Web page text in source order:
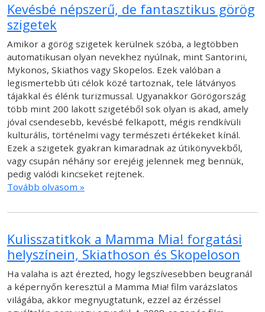
Kevésbé népszerű, de fantasztikus görög
szigetek
Amikor a görög szigetek kerülnek szóba, a legtöbben
automatikusan olyan nevekhez nyúlnak, mint Santorini,
Mykonos, Skiathos vagy Skopelos. Ezek valóban a
legismertebb úti célok közé tartoznak, tele látványos
tájakkal és élénk turizmussal. Ugyanakkor Görögország
több mint 200 lakott szigetéből sok olyan is akad, amely
jóval csendesebb, kevésbé felkapott, mégis rendkívüli
kulturális, történelmi vagy természeti értékeket kínál.
Ezek a szigetek gyakran kimaradnak az útikönyvekből,
vagy csupán néhány sor erejéig jelennek meg bennük,
pedig valódi kincseket rejtenek.
Tovább olvasom »
Kulisszatitkok a Mamma Mia! forgatási
helyszínein, Skiathoson és Skopeloson
Ha valaha is azt érezted, hogy legszívesebben beugranál
a képernyőn keresztül a Mamma Mia! film varázslatos
világába, akkor megnyugtatunk, ezzel az érzéssel